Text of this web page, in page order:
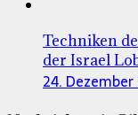
Techniken
der Israel
24.